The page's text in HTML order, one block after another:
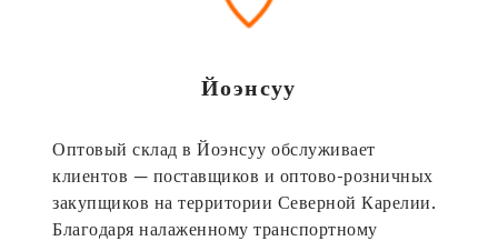
Йоэнсуу
Оптовый склад в Йоэнсуу обслуживает
клиентов — поставщиков и оптово-розничных
закупщиков на территории Северной Карелии.
Благодаря налаженному транспортному